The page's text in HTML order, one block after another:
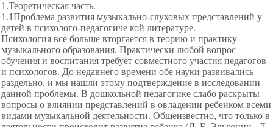
1.Теоретическая часть.
1.1Проблема развития музыкально-слуховых представлений у
детей в психолого-педагогиче кой литературе.
Психология все больше вторгается в теорию и практику
музыкального образования. Практически любой вопрос
обучения и воспитания требует совместного участия педагогов
и психологов. До недавнего времени обе науки развивались
раздельно, и мы нашли этому подтверждение в исследовании
данной проблемы. В дошкольной педагогике слабо раскрыты
вопросы о влиянии представлений в овладении ребенком всеми
видами музыкальной деятельности. Общеизвестно, что только в